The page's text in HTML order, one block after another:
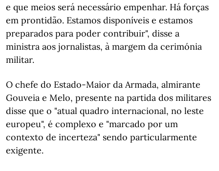
e que meios será necessário empenhar. Há forças
em prontidão. Estamos disponíveis e estamos
preparados para poder contribuir", disse a
ministra aos jornalistas, à margem da cerimónia
militar.
O chefe do Estado-Maior da Armada, almirante
Gouveia e Melo, presente na partida dos militares
disse que o "atual quadro internacional, no leste
europeu", é complexo e "marcado por um
contexto de incerteza" sendo particularmente
exigente.